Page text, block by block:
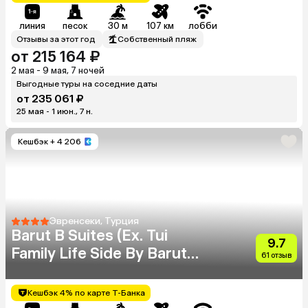
линия песок 30 м 107 км лобби
Отзывы за этот год Собственный пляж
от 215 164 ₽
2 мая - 9 мая, 7 ночей
Выгодные туры на соседние даты
от 235 061 ₽
25 мая - 1 июн., 7 н.
Кешбэк + 4 206
Эвренсеки, Турция
Barut B Suites (Ex. Tui
Family Life Side By Barut
9.7
61 отзыв
Кешбэк 4% по карте Т-Банка